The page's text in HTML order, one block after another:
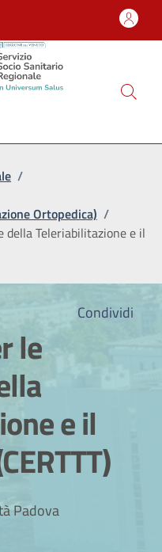
/
Ortopedica) /
della Teleriabilitazione e il
Condividi
le
e il
Padova